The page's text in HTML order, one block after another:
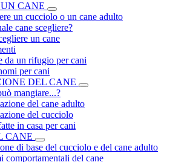
CANE
un cucciolo o un cane adulto
cane scegliere?
un cane
da un rifugio per cani
per cani
DEL CANE
mangiare...?
del cane adulto
del cucciolo
in casa per cani
CANE
di base del cucciolo e del cane adulto
comportamentali del cane